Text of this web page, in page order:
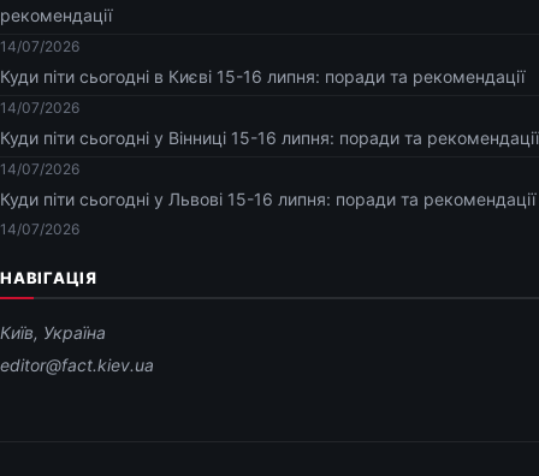
рекомендації
14/07/2026
Куди піти сьогодні в Києві 15-16 липня: поради та рекомендації
14/07/2026
Куди піти сьогодні у Вінниці 15-16 липня: поради та рекомендації
14/07/2026
Куди піти сьогодні у Львові 15-16 липня: поради та рекомендації
14/07/2026
НАВІГАЦІЯ
Київ, Україна
editor@fact.kiev.ua